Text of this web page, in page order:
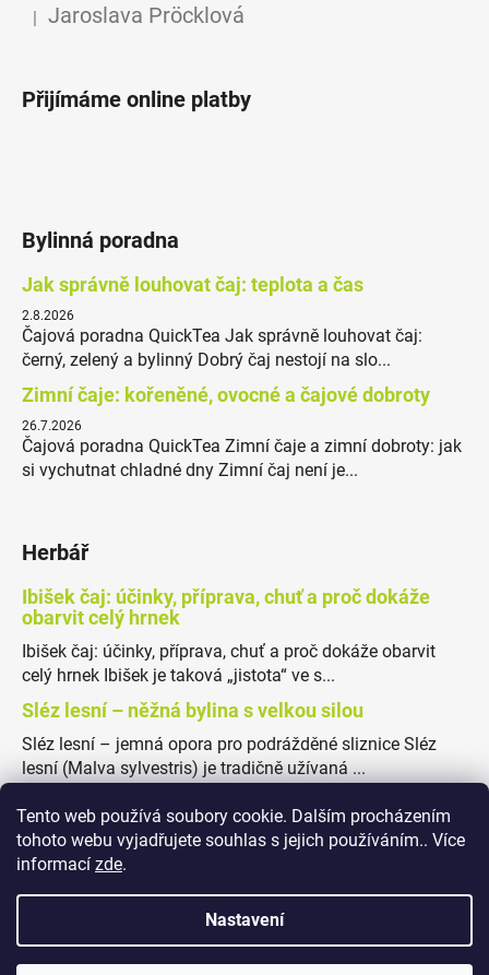
Tento web používá soubory cookie. Dalším procházením
tohoto webu vyjadřujete souhlas s jejich používáním.. Více
informací zde.
Nastavení
Hodnocení produktu je 5 z 5 hvězdiček.
Jaroslava Pröcklová
Přijímáme online platby
Bylinná poradna
Jak správně louhovat čaj: teplota a čas
2.8.2026
Čajová poradna QuickTea Jak správně louhovat čaj:
černý, zelený a bylinný Dobrý čaj nestojí na slo...
Zimní čaje: kořeněné, ovocné a čajové dobroty
26.7.2026
Čajová poradna QuickTea Zimní čaje a zimní dobroty: jak
si vychutnat chladné dny Zimní čaj není je...
Herbář
Ibišek čaj: účinky, příprava, chuť a proč dokáže
obarvit celý hrnek
Ibišek čaj: účinky, příprava, chuť a proč dokáže obarvit
celý hrnek Ibišek je taková „jistota“ ve s...
Sléz lesní – něžná bylina s velkou silou
Sléz lesní – jemná opora pro podrážděné sliznice Sléz
lesní (Malva sylvestris) je tradičně užívaná ...
Podmínky ochrany osobních údajů